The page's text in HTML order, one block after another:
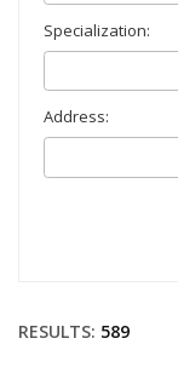
Specialization:
Address:
RESULTS: 589